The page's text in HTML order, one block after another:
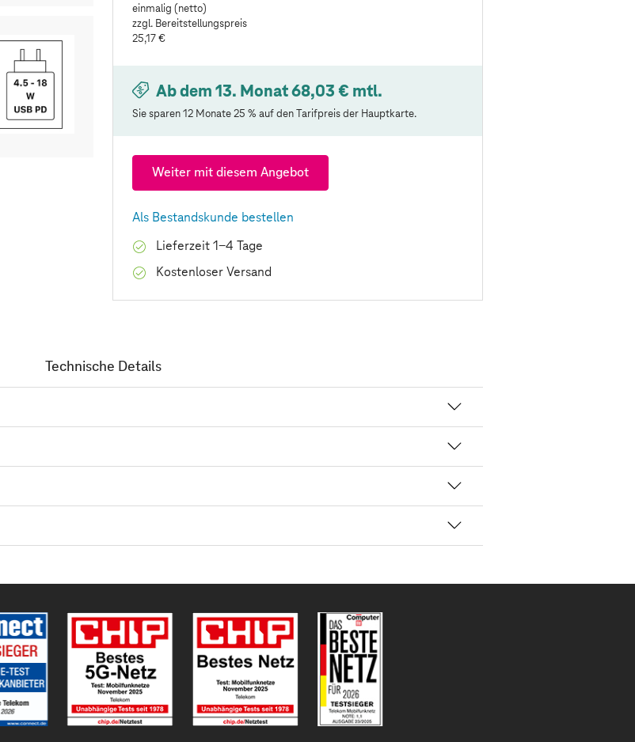
einmalig (netto)
zzgl. Bereitstellungspreis
25,17 €
Ab dem 13. Monat 68,03 € mtl.
Sie sparen 12 Monate 25 % auf den Tarifpreis der Hauptkarte.
Weiter mit diesem Angebot
Als Bestandskunde bestellen
Lieferzeit 1-4 Tage
Kostenloser Versand
Technische Details